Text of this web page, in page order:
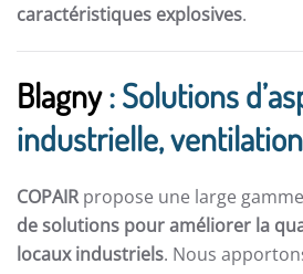
caractéristiques explosives.
Blagny: Solutions
industrielle,
COPAIRpropose une large
de solutions pour améliorer la
locaux industriels. Nous